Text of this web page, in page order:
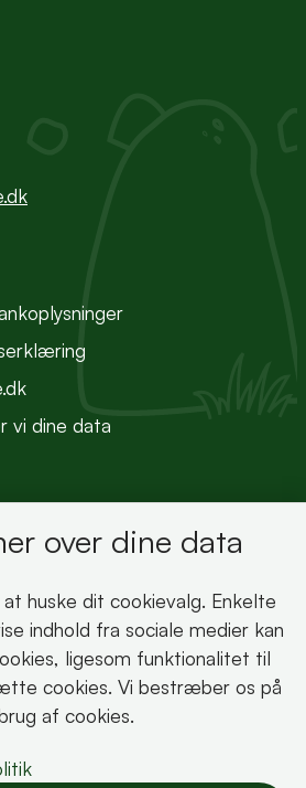
vi dine data
over dine data
huske dit cookievalg. Enkelte
indhold fra sociale medier kan
ligesom funktionalitet til
cookies. Vi bestræber os på
af cookies.